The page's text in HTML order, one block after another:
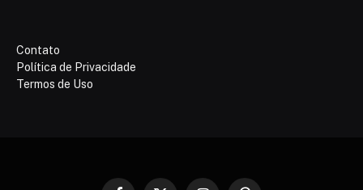
Contato
Política de Privacidade
Termos de Uso